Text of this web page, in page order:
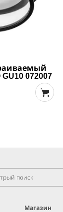
072007
Магазин